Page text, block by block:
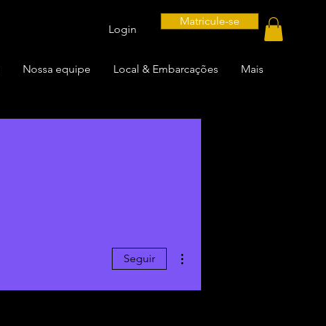
Login
Matricule-se
Nossa equipe Local & Embarcações Mais
Seguir